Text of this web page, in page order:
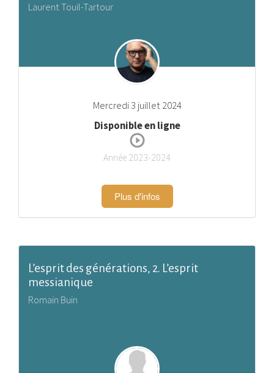
Laurent Touil-Tartour
Mercredi 3 juillet 2024
Disponible en ligne
Année 2023-2024
Plus d'infos
L’esprit des générations, 2. L’esprit
messianique
Romain Buin